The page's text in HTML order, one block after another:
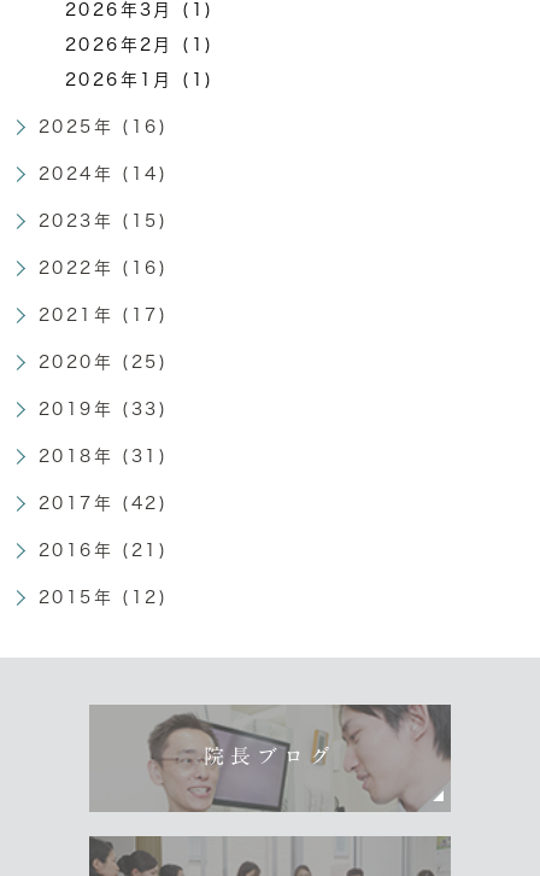
2026年3月 (1)
2026年2月 (1)
2026年1月 (1)
2025年 (16)
2024年 (14)
2023年 (15)
2022年 (16)
2021年 (17)
2020年 (25)
2019年 (33)
2018年 (31)
2017年 (42)
2016年 (21)
2015年 (12)
院長ブログ